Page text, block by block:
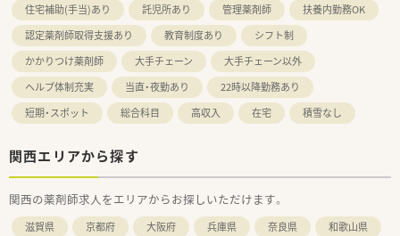
住宅補助(手当)あり
託児所あり 管理薬剤師
扶養内勤務OK
認定薬剤師取得支援あり
教育制度あり
シフト制
かかりつけ薬剤師
大手チェーン
大手チェーン以外
ヘルプ体制充実
当直・夜勤あり
22時以降勤務あり
短期・スポット
総合科目 高収入 在宅 積雪なし
関西エリアから探す
関西の薬剤師求人をエリアからお探しいただけます。
滋賀県 京都府 大阪府 兵庫県 奈良県 和歌山県